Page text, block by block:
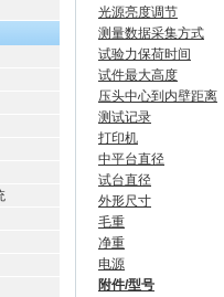
光源亮度调节
测量数据采集方式
试验力保荷时间
试件最大高度
压头中心到内壁距离
测试记录
打印机
中平台直径
试台直径
外形尺寸
毛重
净重
电源
附件/型号